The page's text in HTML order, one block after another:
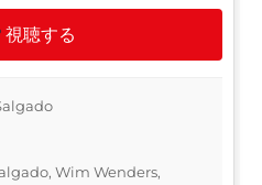
視聴する
Wim Wenders,